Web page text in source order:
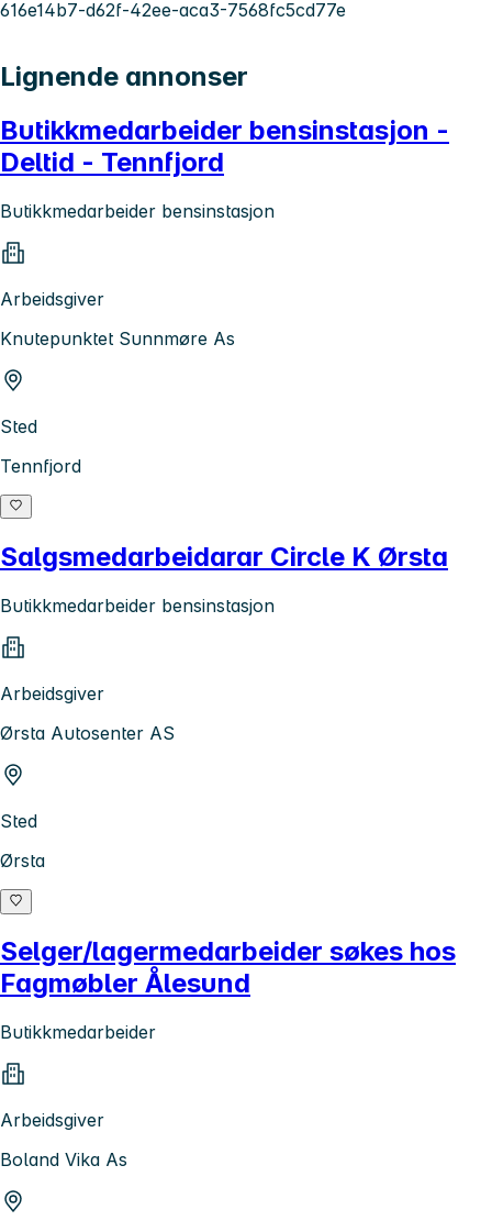
616e14b7-d62f-42ee-aca3-7568fc5cd77e
Lignende annonser
Butikkmedarbeider bensinstasjon -
Deltid - Tennfjord
Butikkmedarbeider bensinstasjon
Arbeidsgiver
Knutepunktet Sunnmøre As
Sted
Tennfjord
Salgsmedarbeidarar Circle K Ørsta
Butikkmedarbeider bensinstasjon
Arbeidsgiver
Ørsta Autosenter AS
Sted
Ørsta
Selger/lagermedarbeider søkes hos
Fagmøbler Ålesund
Butikkmedarbeider
Arbeidsgiver
Boland Vika As